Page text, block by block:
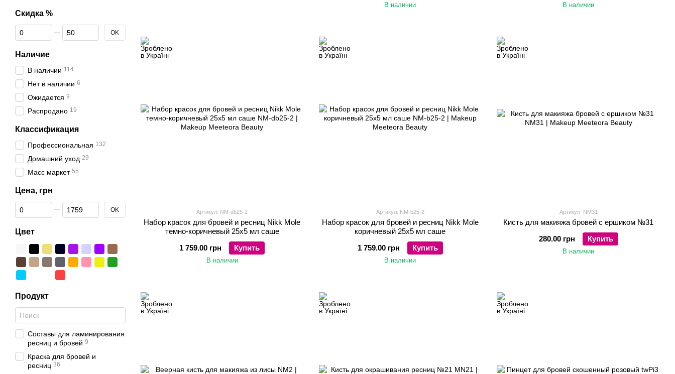
В наличии В наличии
Артикул: NM-db25-2
Набор красок для бровей и ресниц Nikk Mole
темно-коричневый 25х5 мл саше
1 759.00 грн
Купить
В наличии
Артикул: NM-b25-2
Набор красок для бровей и ресниц Nikk Mole
коричневый 25х5 мл саше
1 759.00 грн
Купить
В наличии
Артикул: NM31
Кисть для макияжа бровей с ершиком №31
280.00 грн
Купить
В наличии
Скидка %
От Скидка %
До Скидка % OK
Наличие
В наличии 114
Нет в наличии 6
Ожидается 9
Распродано 19
Классификация
Профессиональная 132
Домашний уход 29
Масс маркет 55
Цена, грн
От Цена, грн
До Цена, грн OK
Цвет
Продукт
Составы для ламинирования
ресниц и бровей 9
Краска для бровей и
ресниц 36